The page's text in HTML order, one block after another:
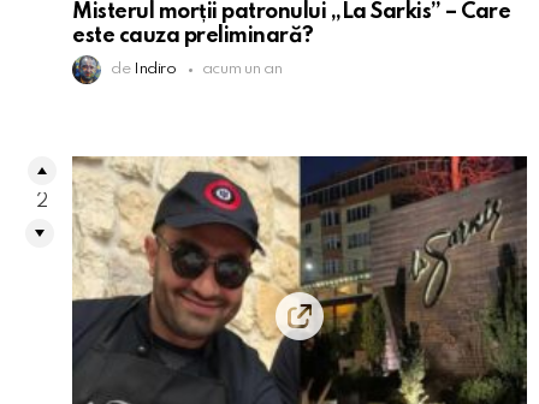
Misterul morții patronului „La Sarkis” – Care
este cauza preliminară?
de Indiro acum un an
2